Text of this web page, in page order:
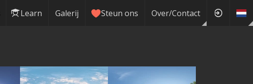
Learn Galerij Steun ons Over/Contact